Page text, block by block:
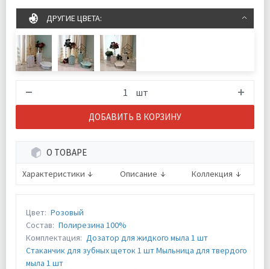
ДРУГИЕ ЦВЕТА:
шт
ДОБАВИТЬ В КОРЗИНУ
О ТОВАРЕ
Характеристики Описание Коллекция
Цвет: Розовый
Состав: Полирезина 100%
Комплектация: Дозатор для жидкого мыла 1 шт
Стаканчик для зубных щеток 1 шт Мыльница для твердого
мыла 1 шт